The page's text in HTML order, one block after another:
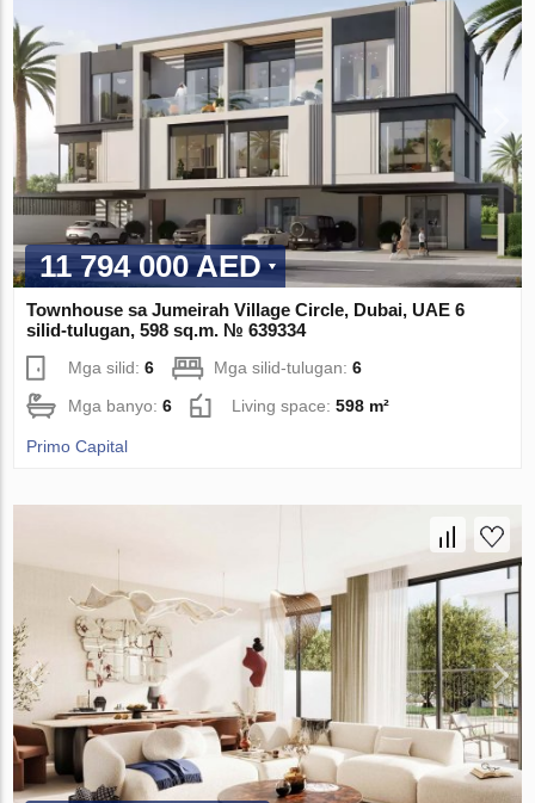
11 794 000 AED
Townhouse sa Jumeirah Village Circle, Dubai, UAE 6
silid-tulugan, 598 sq.m. № 639334
Mga silid:6 Mga silid-tulugan:6
Mga banyo:6 Living space:598 m²
Primo Capital